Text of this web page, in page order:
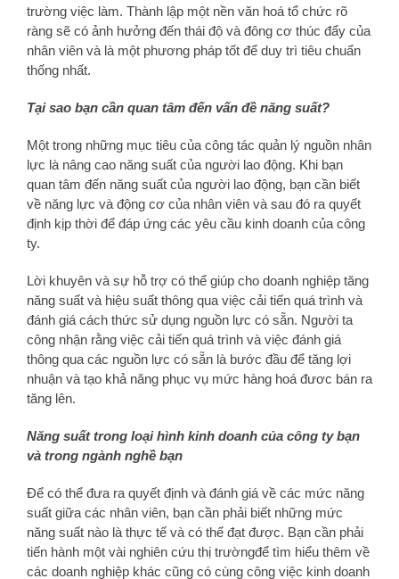
trường việc làm. Thành lập một nền văn hoá tổ chức rõ
ràng sẽ có ảnh hưởng đến thái độ và đông cơ thúc đẩy của
nhân viên và là một phương pháp tốt để duy trì tiêu chuẩn
thống nhất.
Tại sao bạn cần quan tâm đến vấn đề năng suất?
Một trong những mục tiêu của công tác quản lý nguồn nhân
lực là nâng cao năng suất của người lao động. Khi bạn
quan tâm đến năng suất của người lao động, bạn cần biết
về năng lực và động cơ của nhân viên và sau đó ra quyết
định kịp thời để đáp ứng các yêu cầu kinh doanh của công
ty.
Lời khuyên và sự hỗ trợ có thể giúp cho doanh nghiệp tăng
năng suất và hiệu suất thông qua việc cải tiến quá trình và
đánh giá cách thức sử dụng nguồn lực có sẵn. Người ta
công nhận rằng việc cải tiến quá trình và việc đánh giá
thông qua các nguồn lực có sẵn là bước đầu để tăng lợi
nhuận và tạo khả năng phục vụ mức hàng hoá đươc bán ra
tăng lên.
Năng suất trong loại hình kinh doanh của công ty bạn
và trong ngành nghề bạn
Để có thể đưa ra quyết định và đánh giá về các mức năng
suất giữa các nhân viên, bạn cần phải biết những mức
năng suất nào là thực tế và có thể đạt được. Bạn cần phải
tiến hành một vài nghiên cứu thị trườngđể tìm hiểu thêm về
các doanh nghiệp khác cũng có cùng công việc kinh doanh